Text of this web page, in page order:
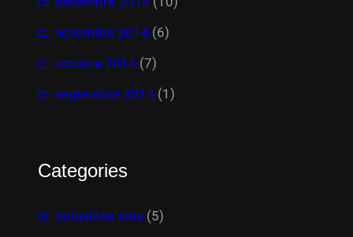
novembre 2014 (6)
octobre 2014 (7)
septembre 2014 (1)
Categories
Actualités sma (5)